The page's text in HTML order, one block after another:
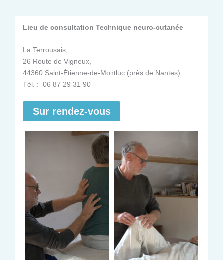
Lieu de consultation Technique neuro-cutanée
La Terrousais,
26 Route de Vigneux,
44360 Saint-Étienne-de-Montluc (près de Nantes)
Tél. : 06 87 29 31 90
Sur rendez-vous